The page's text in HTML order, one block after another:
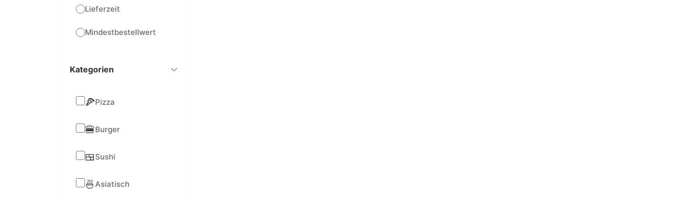
Lieferzeit
Mindestbestellwert
Kategorien
🍕Pizza
🍔Burger
🍱Sushi
🍜Asiatisch